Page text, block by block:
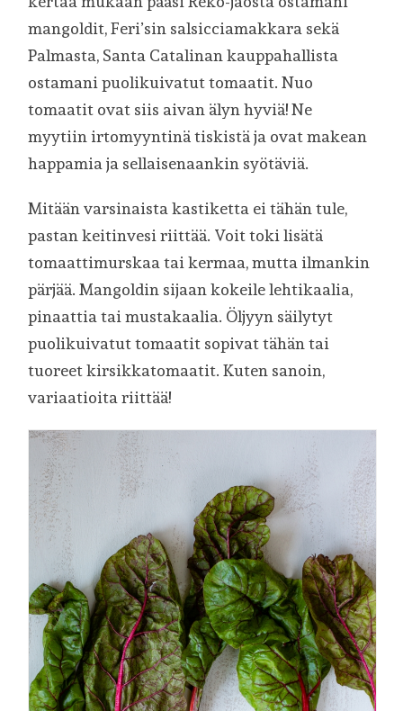
mangoldit, Feri’sin salsicciamakkara sekä
Palmasta, Santa Catalinan kauppahallista
ostamani puolikuivatut tomaatit. Nuo
tomaatit ovat siis aivan älyn hyviä! Ne
myytiin irtomyyntinä tiskistä ja ovat makean
happamia ja sellaisenaankin syötäviä.
Mitään varsinaista kastiketta ei tähän tule,
pastan keitinvesi riittää. Voit toki lisätä
tomaattimurskaa tai kermaa, mutta ilmankin
pärjää. Mangoldin sijaan kokeile lehtikaalia,
pinaattia tai mustakaalia. Öljyyn säilytyt
puolikuivatut tomaatit sopivat tähän tai
tuoreet kirsikkatomaatit. Kuten sanoin,
variaatioita riittää!